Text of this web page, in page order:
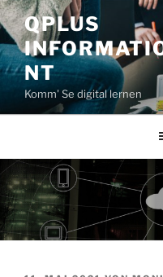
Zum
Inhalt
springen
QPLUS
NT
Komm' Se digital lernen